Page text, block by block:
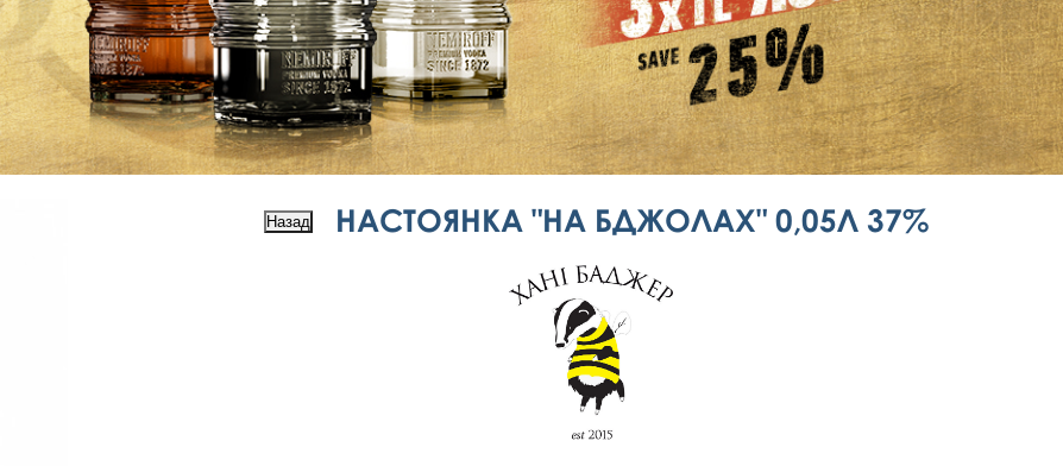
НАСТОЯНКА "НА БДЖОЛАХ" 0,05Л 37%